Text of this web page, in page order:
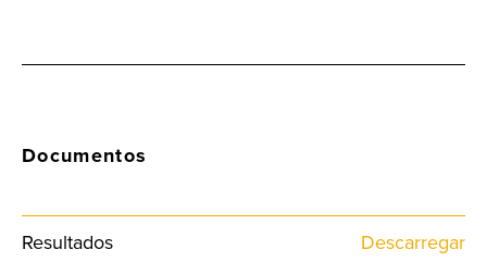
Documentos
Resultados Descarregar